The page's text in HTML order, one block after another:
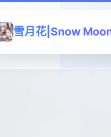
雪月花|Snow